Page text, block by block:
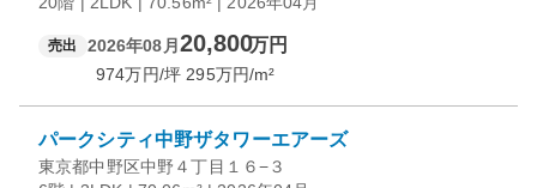
売出 2026年08月 20,800万円
974万円/坪 295万円/m²
パークシティ中野ザタワーエアーズ
東京都中野区中野４丁目１６−３